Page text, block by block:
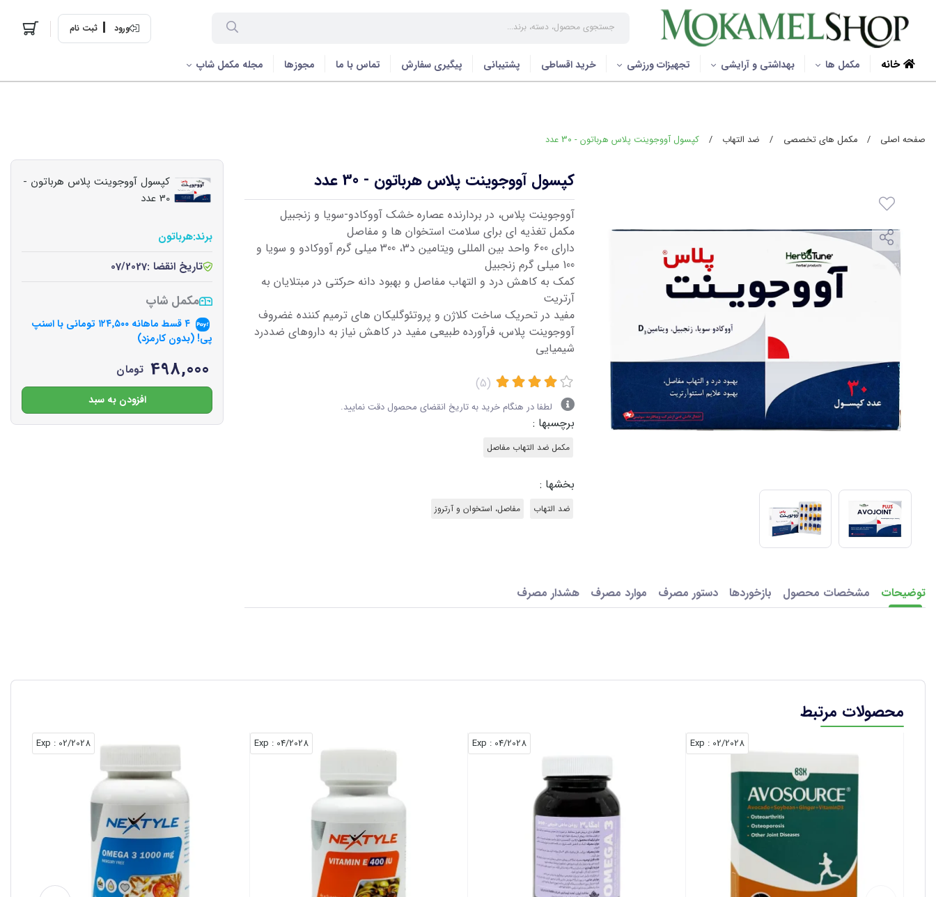
ورود ثبت نام
خانه مکمل ها بهداشتی و آرایشی تجهیزات ورزشی خرید اقساطی پشتیبانی پیگیری سفارش تماس با ما مجوزها مجله مکمل شاپ
صفحه اصلی / مکمل های تخصصی / ضد التهاب / کپسول آووجوینت پلاس هرباتون - 30 عدد
کپسول آووجوینت پلاس هرباتون - 30 عدد
آووجوینت پلاس، در بردارنده عصاره خشک آووکادو-سویا و زنجبیل
مکمل تغذیه ای برای سلامت استخوان ها و مفاصل
دارای 600 واحد بین المللی ویتامین د3، 300 میلی گرم آووکادو و سویا و
100 میلی گرم زنجبیل
کمک به کاهش درد و التهاب مفاصل و بهبود دانه حرکتی در مبتلایان به
آرتریت
مفید در تحریک ساخت کلاژن و پروتئوگلیکان های ترمیم کننده غضروف
آووجوینت پلاس، فرآورده طبیعی مفید در کاهش نیاز به داروهای ضددرد
شیمیایی
(5)
لطفا در هنگام خرید به تاریخ انقضای محصول دقت نمایید.
برچسبها :
مکمل ضد التهاب مفاصل
بخشها :
ضد التهاب مفاصل، استخوان و آرتروز
توضیحات مشخصات محصول بازخوردها دستور مصرف موارد مصرف هشدار مصرف
کپسول آووجوینت پلاس هرباتون -
30 عدد
برند:هرباتون
تاریخ انقضا :07/2027
مکمل شاپ
۱۲۴٬۵۰۰ تومانی با اسنپ
پی! (بدون کارمزد)
498,000 تومان
افزودن به سبد
محصولات مرتبط
02/2028
: Exp
04/2028
: Exp
04/2028
: Exp
02/2028
: Exp